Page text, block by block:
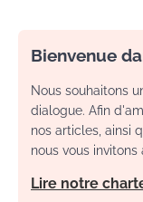
Bienvenue
Nous souhaitons
dialogue. Afin
nos articles, ainsi
nous vous invitons
Lire notre